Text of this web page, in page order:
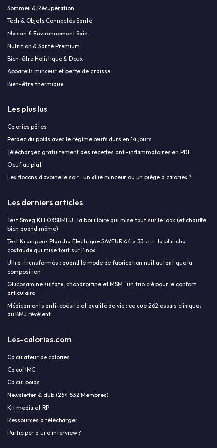
Sommeil & Récupération
Tech & Objets Connectés Santé
Maison & Environnement Sain
Nutrition & Santé Premium
Bien-être Holistique & Doux
Appareils minceur et perte de graisse
Bien-être thermique
Les plus lus
Calories pâtes
Perdez du poids avec le régime œufs durs en 14 jours
Téléchargez gratuitement des recettes anti-inflammatoires en PDF
Oeuf au plat
Les flocons d'avoine le soir : un allié minceur ou un piège à calories ?
Les derniers articles
Test Smeg KLF03SBMEU : la bouilloire qui mise tout sur le look (et chauffe
bien quand même)
Test Krampouz Plancha Électrique SAVEUR 64 x 33 cm : la plancha
costaude qui mise tout sur l’inox
Ultra-transformés : quand le mode de fabrication nuit autant que la
composition
Glucosamine sulfate, chondroïtine et MSM : un trio clé pour le confort
articulaire
Médicaments anti-obésité et qualité de vie : ce que 262 essais cliniques
du BMJ révèlent
Les-calories.com
Calculateur de calories
Calcul IMC
Calcul poids
Newsletter & club (264 532 Membres)
Kit media et RP
Ressources à télécharger
Participer à une interview ?